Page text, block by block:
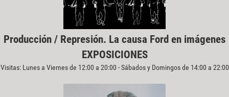
Producción / Represión. La causa Ford en imágenes
EXPOSICIONES
Visitas: Lunes a Viernes de 12:00 a 20:00 - Sábados y Domingos de 14:00 a 22:00